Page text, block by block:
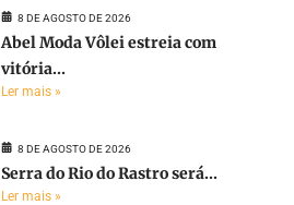
8 DE AGOSTO DE 2026
Abel Moda Vôlei estreia com
vitória...
Ler mais »
8 DE AGOSTO DE 2026
Serra do Rio do Rastro será...
Ler mais »